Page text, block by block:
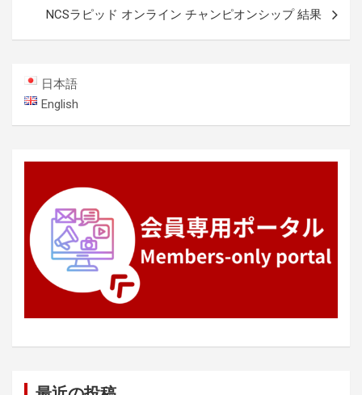
ー
シ
ョ
ン
NCSラピッド オンライン チャンピオンシップ 結果
日本語
English